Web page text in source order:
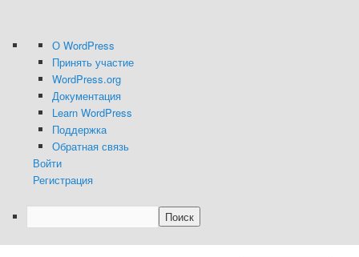
WordPress
О WordPress
Принять участие
WordPress.org
Документация
Learn WordPress
Поддержка
Обратная связь
Войти
Регистрация
Поиск